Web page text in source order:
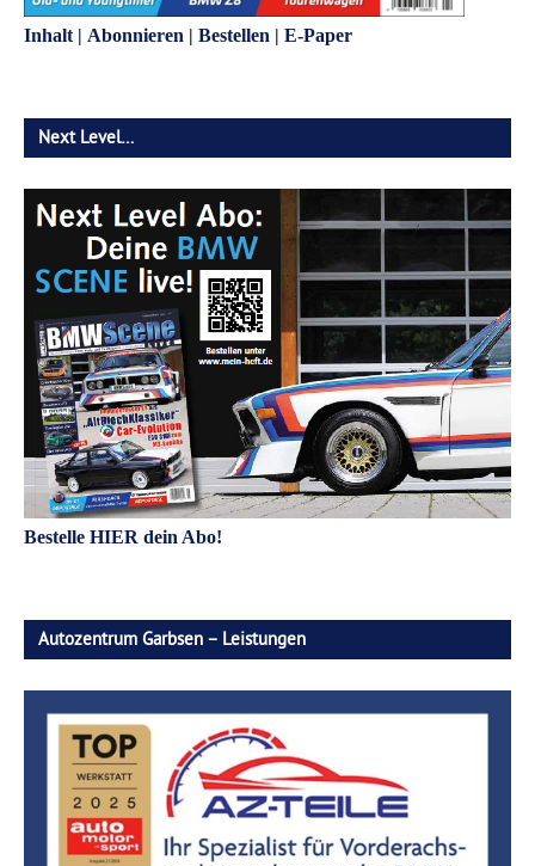
Inhalt | Abonnieren | Bestellen | E-Paper
Next Level…
Bestelle HIER dein Abo!
Autozentrum Garbsen – Leistungen